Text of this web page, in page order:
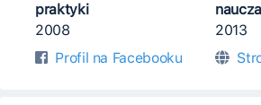
praktyki
2008
2013
Profil na Facebooku